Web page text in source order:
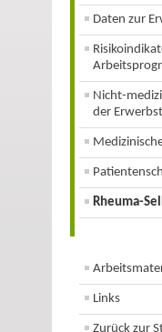
Daten zur
Nicht-
der
Rheuma-
Links
Zurück zur